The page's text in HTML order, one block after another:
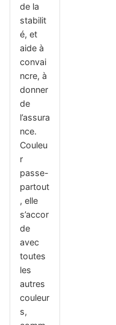
de la
stabilit
é, et
aide à
convai
ncre, à
donner
de
l’assura
nce.
Couleu
r
passe-
partout
, elle
s’accor
de
avec
toutes
les
autres
couleur
s,